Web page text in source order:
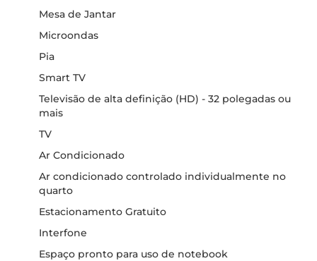
Mesa de Jantar
Microondas
Pia
Smart TV
Televisão de alta definição (HD) - 32 polegadas ou
mais
TV
Ar Condicionado
Ar condicionado controlado individualmente no
quarto
Estacionamento Gratuito
Interfone
Espaço pronto para uso de notebook